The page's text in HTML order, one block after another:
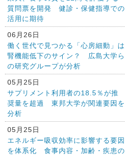
質問票を開発 健診・保健指導での
活用に期待
06月26日
働く世代で見つかる「心房細動」は
腎機能低下のサイン？ 広島大学ら
の研究グループが分析
05月25日
サプリメント利用者の18.5％が推
奨量を超過 東邦大学が関連要因を
分析
05月25日
エネルギー吸収効率に影響する要因
を体系化 食事内容・加齢・疾患の